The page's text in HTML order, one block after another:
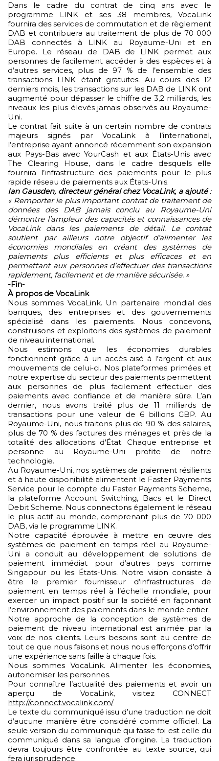
Dans le cadre du contrat de cinq ans avec le
programme LINK et ses 38 membres, VocaLink
fournira des services de commutation et de règlement
DAB et contribuera au traitement de plus de 70 000
DAB connectés à LINK au Royaume-Uni et en
Europe. Le réseau de DAB de LINK permet aux
personnes de facilement accéder à des espèces et à
d’autres services, plus de 97 % de l’ensemble des
transactions LINK étant gratuites. Au cours des 12
derniers mois, les transactions sur les DAB de LINK ont
augmenté pour dépasser le chiffre de 3,2 milliards, les
niveaux les plus élevés jamais observés au Royaume-
Uni.
Le contrat fait suite à un certain nombre de contrats
majeurs signés par VocaLink à l’international,
l’entreprise ayant annoncé récemment son expansion
aux Pays-Bas avec YourCash et aux États-Unis avec
The Clearing House, dans le cadre desquels elle
fournira l’infrastructure des paiements pour le plus
rapide réseau de paiements aux États-Unis.
Ian Gausden, directeur général chez VocaLink, a ajouté:
« Remporter le plus important contrat de traitement de
données des DAB jamais conclu au Royaume-Uni
démontre l’ampleur des capacités et connaissances de
VocaLink dans les paiements de détail. Le contrat
soutient par ailleurs notre objectif d’alimenter les
économies mondiales en créant des systèmes de
paiements plus efficients et plus efficaces et en
permettant aux personnes d’effectuer des transactions
rapidement, facilement et de manière sécurisée. »
-Fin-
À propos de VocaLink
Nous sommes VocaLink. Un partenaire mondial des
banques, des entreprises et des gouvernements
spécialisé dans les paiements. Nous concevons,
construisons et exploitons des systèmes de paiement
de niveau international.
Nous estimons que les économies durables
fonctionnent grâce à un accès aisé à l’argent et aux
mouvements de celui-ci. Nos plateformes primées et
notre expertise du secteur des paiements permettent
aux personnes de plus facilement effectuer des
paiements avec confiance et de manière sûre. L’an
dernier, nous avons traité plus de 11 milliards de
transactions pour une valeur de 6 billions GBP. Au
Royaume-Uni, nous traitons plus de 90 % des salaires,
plus de 70 % des factures des ménages et près de la
totalité des allocations d'État. Chaque entreprise et
personne au Royaume-Uni profite de notre
technologie.
Au Royaume-Uni, nos systèmes de paiement résilients
et à haute disponibilité alimentent le Faster Payments
Service pour le compte du Faster Payments Scheme,
la plateforme Account Switching, Bacs et le Direct
Debit Scheme. Nous connectons également le réseau
le plus actif au monde, comprenant plus de 70 000
DAB, via le programme LINK.
Notre capacité éprouvée à mettre en œuvre des
systèmes de paiement en temps réel au Royaume-
Uni a conduit au développement de solutions de
paiement immédiat pour d’autres pays comme
Singapour ou les États-Unis. Notre vision consiste à
être le premier fournisseur d’infrastructures de
paiement en temps réel à l’échelle mondiale, pour
exercer un impact positif sur la société en façonnant
l’environnement des paiements dans le monde entier.
Notre approche de la conception de systèmes de
paiement de niveau international est animée par la
voix de nos clients. Leurs besoins sont au centre de
tout ce que nous faisons et nous nous efforçons d’offrir
une expérience sans faille à chaque fois.
Nous sommes VocaLink. Alimenter les économies,
autonomiser les personnes.
Pour connaître l’actualité des paiements et avoir un
aperçu de VocaLink, visitez CONNECT
http://connect.vocalink.com/
Le texte du communiqué issu d’une traduction ne doit
d’aucune manière être considéré comme officiel. La
seule version du communiqué qui fasse foi est celle du
communiqué dans sa langue d’origine. La traduction
devra toujours être confrontée au texte source, qui
fera jurisprudence.